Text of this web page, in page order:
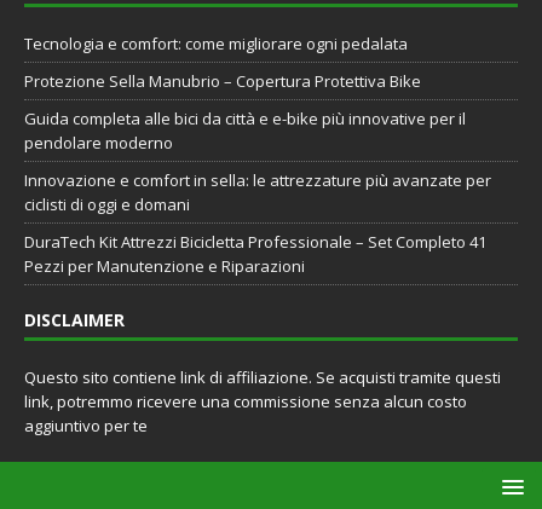
Tecnologia e comfort: come migliorare ogni pedalata
Protezione Sella Manubrio – Copertura Protettiva Bike
Guida completa alle bici da città e e-bike più innovative per il
pendolare moderno
Innovazione e comfort in sella: le attrezzature più avanzate per
ciclisti di oggi e domani
DuraTech Kit Attrezzi Bicicletta Professionale – Set Completo 41
Pezzi per Manutenzione e Riparazioni
DISCLAIMER
Questo sito contiene link di affiliazione. Se acquisti tramite questi
link, potremmo ricevere una commissione senza alcun costo
aggiuntivo per te